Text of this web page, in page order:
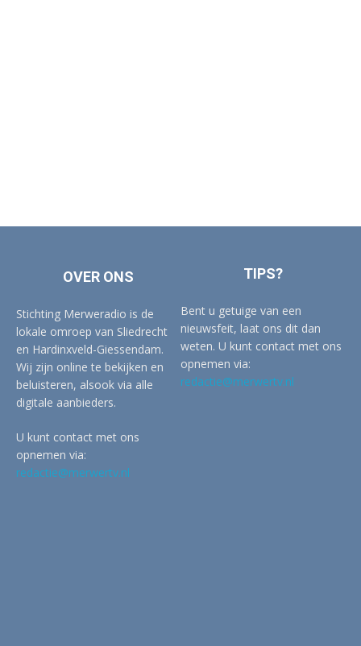
OVER ONS
Stichting Merweradio is de
lokale omroep van Sliedrecht
en Hardinxveld-Giessendam.
Wij zijn online te bekijken en
beluisteren, alsook via alle
digitale aanbieders.
U kunt contact met ons
opnemen via:
redactie@merwertv.nl
TIPS?
Bent u getuige van een
nieuwsfeit, laat ons dit dan
weten. U kunt contact met ons
opnemen via:
redactie@merwertv.nl